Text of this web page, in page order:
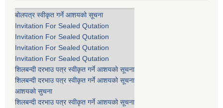
बोलपत्र स्वीकृत गर्ने आशयको सूचना
Invitation For Sealed Qutation
Invitation For Sealed Qutation
Invitation For Sealed Qutation
Invitation For Sealed Qutation
शिलबन्दी दरभाउ पत्र स्वीकृत गर्ने आशयको सूचना
शिलबन्दी दरभाउ पत्र स्वीकृत गर्ने आशयको सूचना
आशयको सुचना
शिलबन्दी दरभाउ पत्र स्वीकृत गर्ने आशयको सूचना